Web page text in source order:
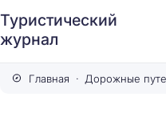
Туристический
журнал
Главная Дорожные